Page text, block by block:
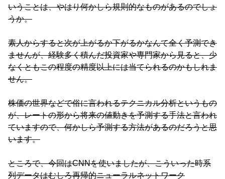
いうことは、やはり何かしら規則的なものがあるのでしょ
うか。
素人からすると次が上がるか下がるかなんて全く予測でき
ませんが、経験多く積んだ投資家や専門家から見ると、少
なくともこの程度の精度以上には当てられるのかもしれま
せん。
株価の世界などで俗に言われるテクニカル分析というもの
が、レートの形から将来の値動きを予測する手法と言われ
ていますので、何かしら予測する方法があるのだろうと思
います。
ところで、今回はCNNを使いましたが、こういった時系
列データはむしろ再帰的ニューラルネットワーク